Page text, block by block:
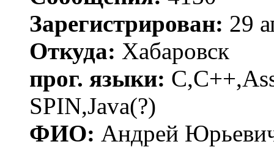
Зарегистрирован: 29
Откуда: Хабаровск
прог. языки:
SPIN,Java(?)
ФИО: Андрей